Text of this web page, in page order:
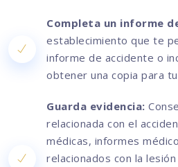
Completa un informe
establecimiento que te
informe de accidente o
obtener una copia para
Guarda evidencia:
relacionada con el
médicas, informes
relacionados con la